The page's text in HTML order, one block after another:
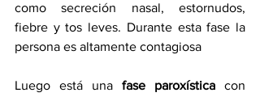
como secreción nasal, estornudos,
fiebre y tos leves. Durante esta fase la
persona es altamente contagiosa
Luego está una fase paroxística con